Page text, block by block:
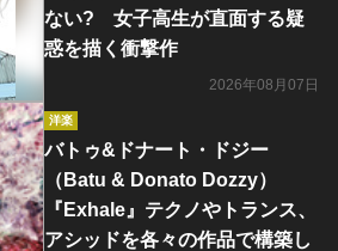
ない? 女子高生が直面する疑
惑を描く衝撃作
2026年08月07日
洋楽
バトゥ&ドナート・ドジー
（Batu & Donato Dozzy）
『Exhale』テクノやトランス、
アシッドを各々の作品で構築し